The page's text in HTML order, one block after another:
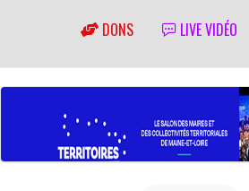
DONS LIVE VIDÉO